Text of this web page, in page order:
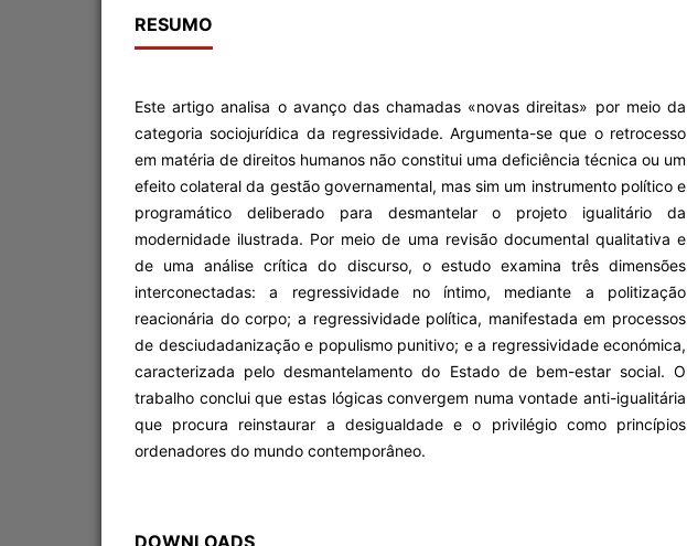
RESUMO
Este artigo analisa o avanço das chamadas «novas direitas» por meio da
categoria sociojurídica da regressividade. Argumenta-se que o retrocesso
em matéria de direitos humanos não constitui uma deficiência técnica ou um
efeito colateral da gestão governamental, mas sim um instrumento político e
programático deliberado para desmantelar o projeto igualitário da
modernidade ilustrada. Por meio de uma revisão documental qualitativa e
de uma análise crítica do discurso, o estudo examina três dimensões
interconectadas: a regressividade no íntimo, mediante a politização
reacionária do corpo; a regressividade política, manifestada em processos
de desciudadanização e populismo punitivo; e a regressividade económica,
caracterizada pelo desmantelamento do Estado de bem-estar social. O
trabalho conclui que estas lógicas convergem numa vontade anti-igualitária
que procura reinstaurar a desigualdade e o privilégio como princípios
ordenadores do mundo contemporâneo.
DOWNLOADS